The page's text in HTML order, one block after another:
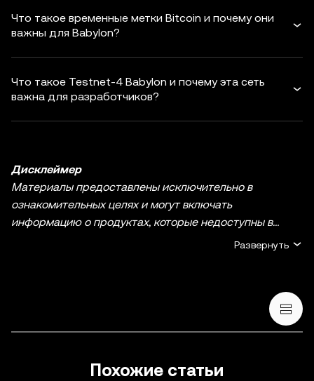
Что такое временные метки Bitcoin и почему они
важны для Babylon?
Что такое Testnet-4 Babylon и почему эта сеть
важна для разработчиков?
Дисклеймер
Материалы предоставлены исключительно в
ознакомительных целях и могут включать
информацию о продуктах, которые недоступны в
вашем регионе. Они не являются инвестиционным
налоговой сфере. Криптовалюты / цифровые активы, в
степенью риска и их курсы могут сильно колебаться.
Развернуть
Похожие статьи